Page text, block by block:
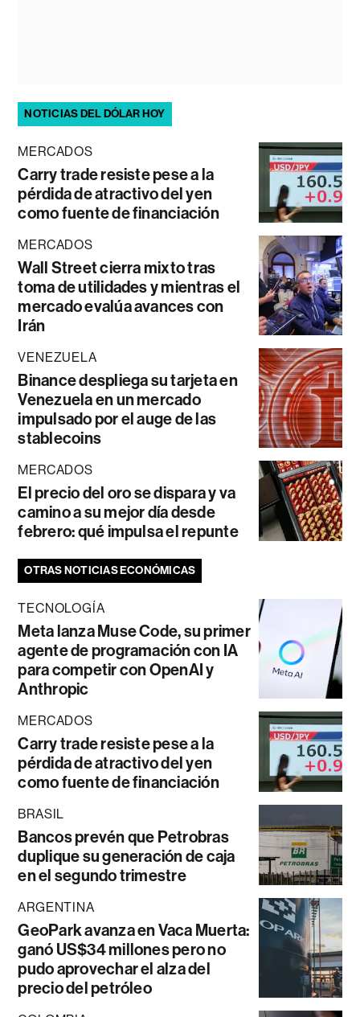
NOTICIAS DEL DÓLAR HOY
MERCADOS
Carry trade resiste pese a la
pérdida de atractivo del yen
como fuente de financiación
MERCADOS
Wall Street cierra mixto tras
toma de utilidades y mientras el
mercado evalúa avances con
Irán
VENEZUELA
Binance despliega su tarjeta en
Venezuela en un mercado
impulsado por el auge de las
stablecoins
MERCADOS
El precio del oro se dispara y va
camino a su mejor día desde
febrero: qué impulsa el repunte
OTRAS NOTICIAS ECONÓMICAS
TECNOLOGÍA
Meta lanza Muse Code, su primer
agente de programación con IA
para competir con OpenAI y
Anthropic
MERCADOS
Carry trade resiste pese a la
pérdida de atractivo del yen
como fuente de financiación
BRASIL
Bancos prevén que Petrobras
duplique su generación de caja
en el segundo trimestre
ARGENTINA
GeoPark avanza en Vaca Muerta:
ganó US$34 millones pero no
pudo aprovechar el alza del
precio del petróleo